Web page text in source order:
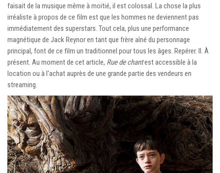
faisait de la musique même à moitié, il est colossal. La chose la plus
irréaliste à propos de ce film est que les hommes ne deviennent pas
immédiatement des superstars. Tout cela, plus une performance
magnétique de Jack Reynor en tant que frère aîné du personnage
principal, font de ce film un traditionnel pour tous les âges. Repérer. Il. À
présent. Au moment de cet article, Rue de chantest accessible à la
location ou à l'achat auprès de une grande partie des vendeurs en
streaming.